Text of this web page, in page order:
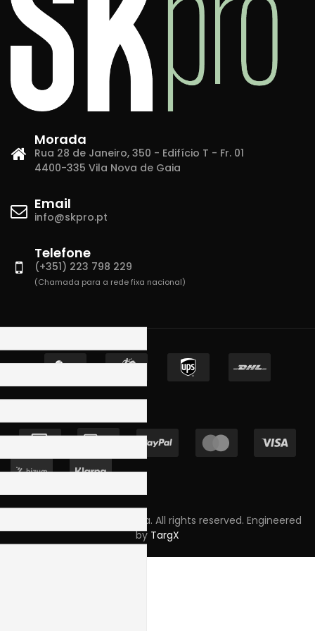
Morada
Rua 28 de Janeiro, 350 - Edifício T - Fr. 01
4400-335 Vila Nova de Gaia
Email
info@skpro.pt
Telefone
(+351) 223 798 229
(Chamada para a rede fixa nacional)
Copyright © 2023 Skpro, Lda. All rights reserved. Engineered
by TargX